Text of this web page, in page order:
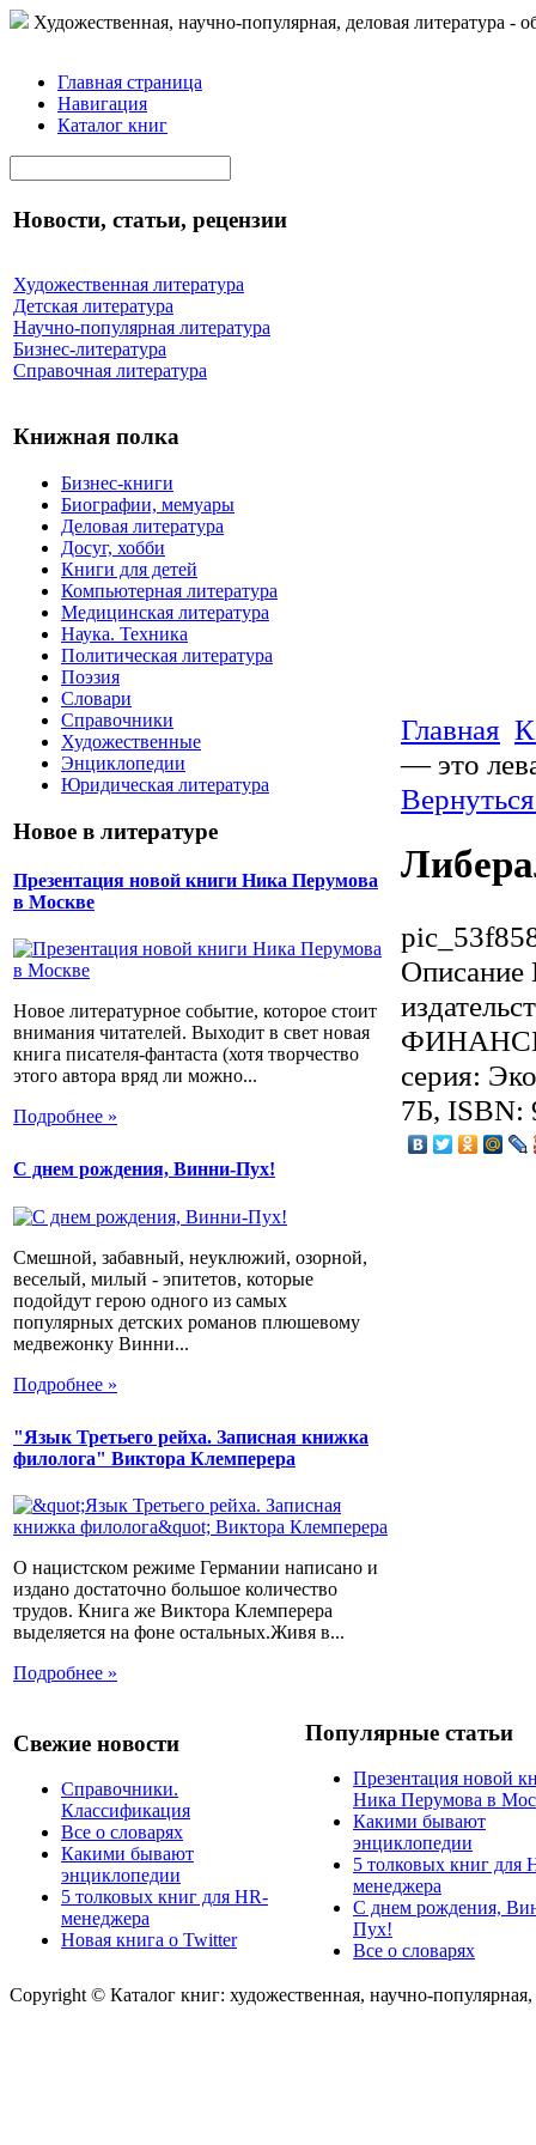
Художественная, научно-популярная, деловая литература -
Главная страница
Навигация
Каталог книг
Новости, статьи, рецензии
Художественная литература
Детская литература
Научно-популярная литература
Бизнес-литература
Справочная литература
Книжная полка
Бизнес-книги
Биографии, мемуары
Деловая литература
Досуг, хобби
Книги для детей
Компьютерная литература
Медицинская литература
Наука. Техника
Политическая литература
Поэзия
Словари
Справочники
Художественные
Энциклопедии
Юридическая литература
Новое в литературе
Презентация новой книги Ника Перумова
в Москве
Новое литературное событие, которое стоит
внимания читателей. Выходит в свет новая
книга писателя-фантаста (хотя творчество
этого автора вряд ли можно...
Подробнее »
С днем рождения, Винни-Пух!
Смешной, забавный, неуклюжий, озорной,
веселый, милый - эпитетов, которые
подойдут герою одного из самых
популярных детских романов плюшевому
медвежонку Винни...
Подробнее »
"Язык Третьего рейха. Записная книжка
филолога" Виктора Клемперера
О нацистском режиме Германии написано и
издано достаточно большое количество
трудов. Книга же Виктора Клемперера
выделяется на фоне остальных.Живя в...
Подробнее »
Главная
— это
Описание
серия:
7Б, ISBN:
Свежие новости
Справочники.
Классификация
Все о словарях
Какими бывают
энциклопедии
5 толковых книг для HR-
менеджера
Новая книга о Twitter
Популярные статьи
Презентация новой
Ника Перумова в
Какими бывают
энциклопедии
5 толковых книг для
менеджера
С днем рождения,
Пух!
Все о словарях
Copyright © Каталог книг: художественная, научно-